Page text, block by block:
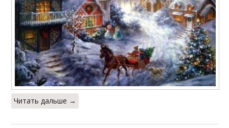
Читать дальше →